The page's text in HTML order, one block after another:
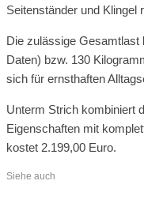
Seitenständer und Klingel
Die zulässige Gesamtlast
Daten) bzw. 130
sich für ernsthaften
Unterm Strich kombiniert
Eigenschaften mit
kostet 2.199,00 Euro.
Siehe auch